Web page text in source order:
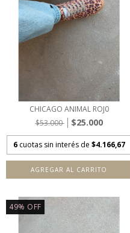
CHICAGO ANIMAL ROJ0
$53.000
$25.000
6 cuotas sin interés de $4.166,67
AGREGAR AL CARRITO
49% OFF